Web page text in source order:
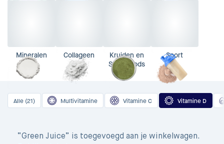
Mineralen Collageen
Kruiden en
Superfoods
Sport
Alle (21) Multivitamine Vitamine C Vitamine D
“Green Juice” is toegevoegd aan je winkelwagen.